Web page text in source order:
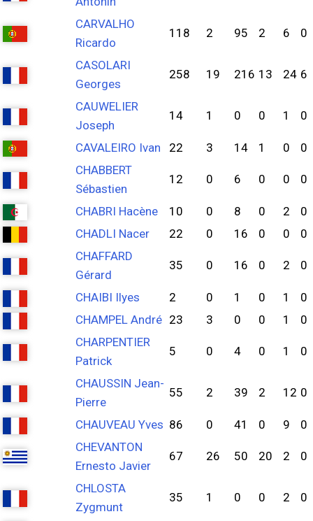
CARVALHO
Ricardo
118 2 95 2 6 0
CASOLARI
Georges
258 19 216 13 24 6
CAUWELIER
Joseph
14 1 0 0 1 0
CAVALEIRO Ivan 22 3 14 1 0
0
CHABBERT
Sébastien
12 0 6 0 0 0
CHABRI Hacène 10 0 8 0 2
0
CHADLI Nacer
22 0 16 0 0
0
CHAFFARD
Gérard
35 0 16 0 2 0
CHAIBI Ilyes 2 0 1 0 1
0
CHAMPEL André 23 3 0 0 1
0
CHARPENTIER
Patrick
5 0 4 0 1 0
CHAUSSIN Jean-
Pierre
55 2 39 2 12 0
CHAUVEAU Yves 86 0 41 0 9
0
CHEVANTON
Ernesto Javier
67 26 50 20 2 0
CHLOSTA
Zygmunt
35 1 0 0 2 0